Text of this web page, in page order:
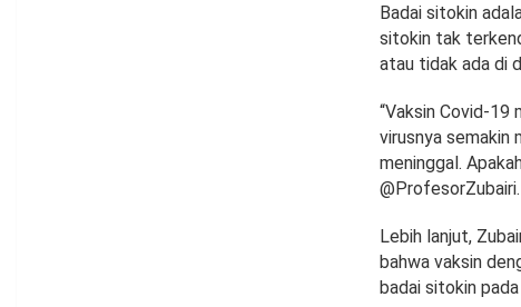
Badai sitokin
sitokin tak
atau tidak ada di
“Vaksin Covid-19
virusnya semakin
meninggal.
@ProfesorZubairi.
Lebih lanjut,
bahwa vaksin
badai sitokin